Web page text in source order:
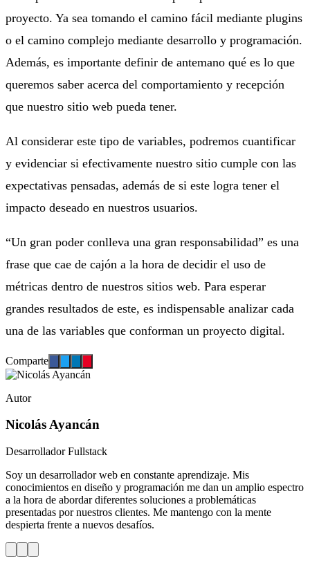
proyecto. Ya sea tomando el camino fácil mediante plugins
o el camino complejo mediante desarrollo y programación.
Además, es importante definir de antemano qué es lo que
queremos saber acerca del comportamiento y recepción
que nuestro sitio web pueda tener.
Al considerar este tipo de variables, podremos cuantificar
y evidenciar si efectivamente nuestro sitio cumple con las
expectativas pensadas, además de si este logra tener el
impacto deseado en nuestros usuarios.
“Un gran poder conlleva una gran responsabilidad” es una
frase que cae de cajón a la hora de decidir el uso de
métricas dentro de nuestros sitios web. Para esperar
grandes resultados de este, es indispensable analizar cada
una de las variables que conforman un proyecto digital.
Comparte
Autor
Nicolás Ayancán
Desarrollador Fullstack
Soy un desarrollador web en constante aprendizaje. Mis
conocimientos en diseño y programación me dan un amplio espectro
a la hora de abordar diferentes soluciones a problemáticas
presentadas por nuestros clientes. Me mantengo con la mente
despierta frente a nuevos desafíos.